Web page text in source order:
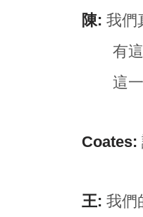
陳: 我們
有
這
Coates:
王: 我們